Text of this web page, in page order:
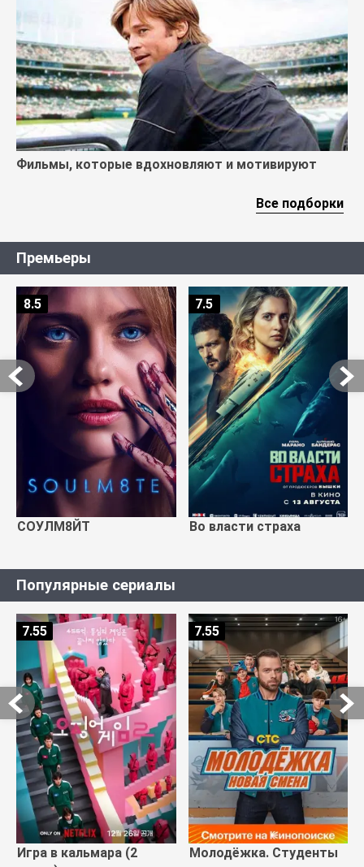
Фильмы, которые вдохновляют и мотивируют
Все подборки
Премьеры
СОУЛМ8ЙТ
8.5
Во власти страха
7.5
Популярные сериалы
Игра в кальмара (2
7.55
Молодёжка. Студенты
7.55